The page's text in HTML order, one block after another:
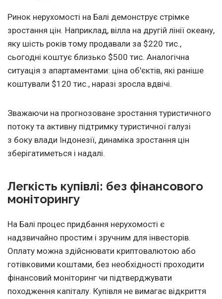
Ринок нерухомості на Балі демонструє стрімке
зростання цін. Наприклад, вілла на другій лінії океану,
яку шість років тому продавали за $220 тис.,
сьогодні коштує близько $500 тис. Аналогічна
ситуація з апартаментами: ціна об'єктів, які раніше
коштували $120 тис., наразі зросла вдвічі.
Зважаючи на прогнозоване зростання туристичного
потоку та активну підтримку туристичної галузі
з боку влади Індонезії, динаміка зростання цін
зберігатиметься і надалі.
Легкість купівлі: без фінансового
моніторингу
На Балі процес придбання нерухомості є
надзвичайно простим і зручним для інвесторів.
Оплату можна здійснювати криптовалютою або
готівковими коштами, без необхідності проходити
фінансовий моніторинг чи підтверджувати
походження капіталу. Купівля не вимагає відкриття